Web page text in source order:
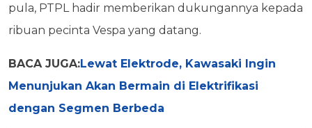
pula, PTPL hadir memberikan dukungannya kepada
ribuan pecinta Vespa yang datang.
BACA JUGA:Lewat Elektrode, Kawasaki Ingin
Menunjukan Akan Bermain di Elektrifikasi
dengan Segmen Berbeda